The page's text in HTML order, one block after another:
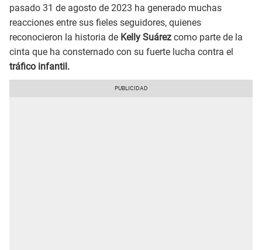
pasado 31 de agosto de 2023 ha generado muchas
reacciones entre sus fieles seguidores, quienes
reconocieron la historia de Kelly Suárez como parte de la
cinta que ha consternado con su fuerte lucha contra el
tráfico infantil.